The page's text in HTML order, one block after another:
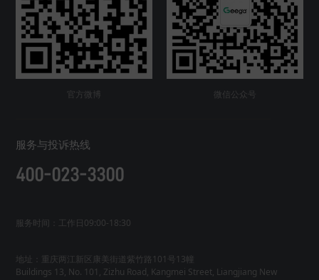
官方微博 微信公众号
服务与投诉热线
400-023-3300
服务时间：工作日09:00-18:30
地址：重庆两江新区康美街道紫竹路101号13幢
Buildings 13, No. 101, Zizhu Road, Kangmei Street, Liangjiang New